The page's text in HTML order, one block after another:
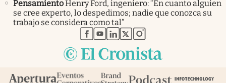
PensamientoHenry Ford, ingeniero: “En cuanto alguien
se cree experto, lo despedimos; nadie que conozca su
trabajo se considera como tal”
abre en nueva pestaña
abre en nueva pestaña
abre en nueva pestaña
abre en nueva pestaña
abre en nueva pestaña